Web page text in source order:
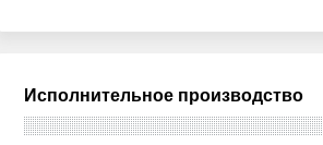
Исполнительное производство